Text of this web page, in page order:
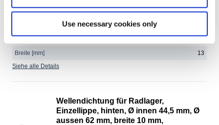
Use necessary cookies only
Breite [mm]
13
Siehe alle Details
Wellendichtung für Radlager,
Einzellippe, hinten, Ø innen 44,5 mm, Ø
aussen 62 mm, breite 10 mm,